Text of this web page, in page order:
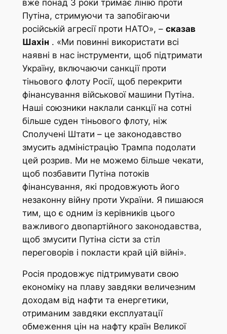
вже понад 3 роки тримає лінію проти
Путіна, стримуючи та запобігаючи
російській агресії проти НАТО», – сказав
Шахін . «Ми повинні використати всі
наявні в нас інструменти, щоб підтримати
Україну, включаючи санкції проти
тіньового флоту Росії, щоб перекрити
фінансування військової машини Путіна.
Наші союзники наклали санкції на сотні
більше суден тіньового флоту, ніж
Сполучені Штати – це законодавство
змусить адміністрацію Трампа подолати
цей розрив. Ми не можемо більше чекати,
щоб позбавити Путіна потоків
фінансування, які продовжують його
незаконну війну проти України. Я пишаюся
тим, що є одним із керівників цього
важливого двопартійного законодавства,
щоб змусити Путіна сісти за стіл
переговорів і покласти край цій війні».
Росія продовжує підтримувати свою
економіку на плаву завдяки величезним
доходам від нафти та енергетики,
отриманим завдяки експлуатації
обмеження цін на нафту країн Великої